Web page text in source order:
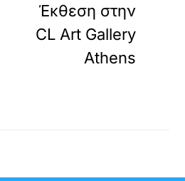
Έκθεση στην
CL Art Gallery
Athens